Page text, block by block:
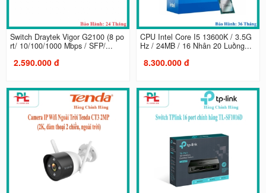
Switch Draytek Vigor G2100 (8 po
rt/ 10/100/1000 Mbps / SFP/...
2.590.000 đ
CPU Intel Core I5 13600K / 3.5G
Hz / 24MB / 16 Nhân 20 Luồng...
8.300.000 đ